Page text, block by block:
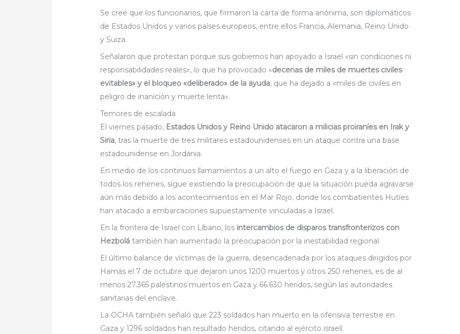
Se cree que los funcionarios, que firmaron la carta de forma anónima, son diplomáticos
de Estados Unidos y varios países europeos, entre ellos Francia, Alemania, Reino Unido
y Suiza.
Señalaron que protestan porque sus gobiernos han apoyado a Israel «sin condiciones ni
responsabilidades reales», lo que ha provocado «decenas de miles de muertes civiles
evitables» y el bloqueo «deliberado» de la ayuda, que ha dejado a «miles de civiles en
peligro de inanición y muerte lenta».
Temores de escalada
El viernes pasado, Estados Unidos y Reino Unido atacaron a milicias proiraníes en Irak y
Siria, tras la muerte de tres militares estadounidenses en un ataque contra una base
estadounidense en Jordania.
En medio de los continuos llamamientos a un alto el fuego en Gaza y a la liberación de
todos los rehenes, sigue existiendo la preocupación de que la situación pueda agravarse
aún más debido a los acontecimientos en el Mar Rojo, donde los combatientes Hutíes
han atacado a embarcaciones supuestamente vinculadas a Israel.
En la frontera de Israel con Líbano, los intercambios de disparos transfronterizos con
Hezbolá también han aumentado la preocupación por la inestabilidad regional.
El último balance de víctimas de la guerra, desencadenada por los ataques dirigidos por
Hamás el 7 de octubre que dejaron unos 1200 muertos y otros 250 rehenes, es de al
menos 27.365 palestinos muertos en Gaza y 66.630 heridos, según las autoridades
sanitarias del enclave.
La OCHA también señaló que 223 soldados han muerto en la ofensiva terrestre en
Gaza y 1296 soldados han resultado heridos, citando al ejército israelí.